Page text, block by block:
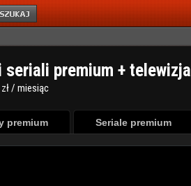
seriali premium + telewizja
/ miesiąc
premium Seriale premium